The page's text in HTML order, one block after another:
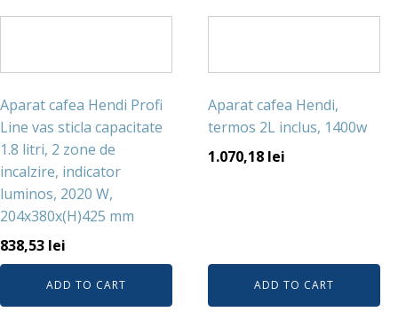
Aparat cafea Hendi Profi
Line vas sticla capacitate
1.8 litri, 2 zone de
incalzire, indicator
luminos, 2020 W,
204x380x(H)425 mm
838,53 lei
ADD TO CART
Aparat cafea Hendi,
termos 2L inclus, 1400w
1.070,18 lei
ADD TO CART